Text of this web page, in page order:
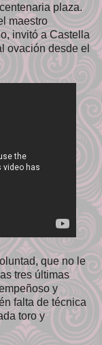
plaza.
maestro
invitó a Castella
ovación desde el
que no le
tres últimas
y
falta de técnica
toro y